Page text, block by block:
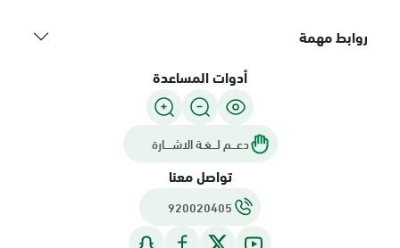
روابط مهمة
أدوات المساعدة
دعـــم لـــغـة الاشــــارة
تواصل معنا
920020405